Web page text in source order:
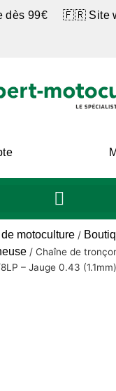
dès 99€ 🇫🇷 Site
motoculture /
/ Chaîne de
– Jauge 0.43